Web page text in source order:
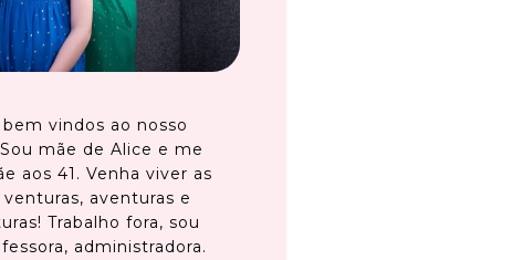
vindos ao nosso
mãe de Alice e me
aos 41. Venha viver as
venturas, aventuras e
Trabalho fora, sou
administradora.